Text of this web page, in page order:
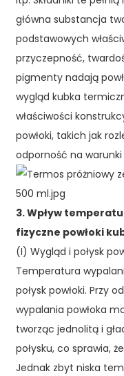
główna substancja
podstawowych
przyczepność,
pigmenty nadają
wygląd kubka
właściwości
powłoki, takich jak
odporność na
3. Wpływ
fizyczne powłoki
(I) Wygląd i połysk
Temperatura
połysk powłoki. Przy
wypalania powłoka
tworząc jednolitą i
połysku, co sprawia,
Jednak zbyt niska